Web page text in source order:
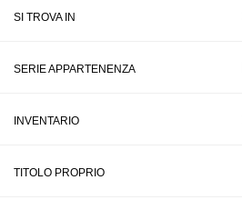
SI TROVA IN
SERIE APPARTENENZA
INVENTARIO
TITOLO PROPRIO